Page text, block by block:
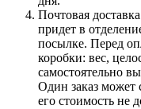
Почтовая
придет в
посылке. Перед
коробки: вес,
самостоятельно
Один заказ может
его стоимость не